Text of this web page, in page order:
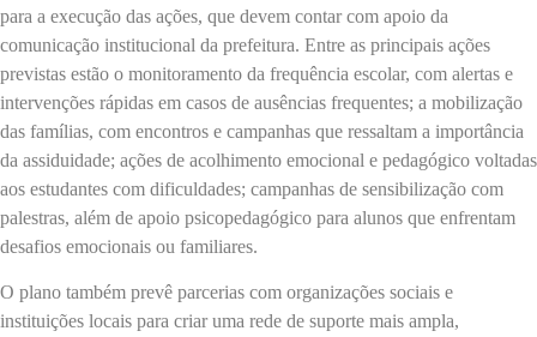
para a execução das ações, que devem contar com apoio da
comunicação institucional da prefeitura. Entre as principais ações
previstas estão o monitoramento da frequência escolar, com alertas e
intervenções rápidas em casos de ausências frequentes; a mobilização
das famílias, com encontros e campanhas que ressaltam a importância
da assiduidade; ações de acolhimento emocional e pedagógico voltadas
aos estudantes com dificuldades; campanhas de sensibilização com
palestras, além de apoio psicopedagógico para alunos que enfrentam
desafios emocionais ou familiares.
O plano também prevê parcerias com organizações sociais e
instituições locais para criar uma rede de suporte mais ampla,